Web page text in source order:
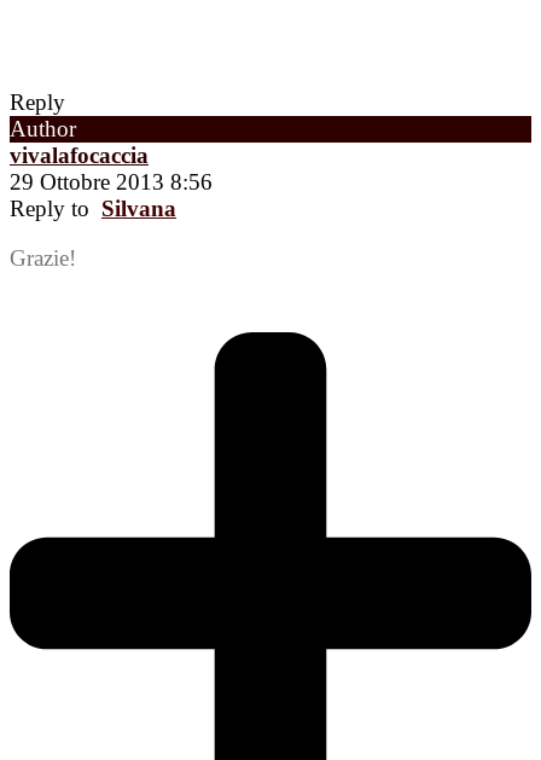
Reply
Author
vivalafocaccia
29 Ottobre 2013 8:56
Reply to Silvana
Grazie!